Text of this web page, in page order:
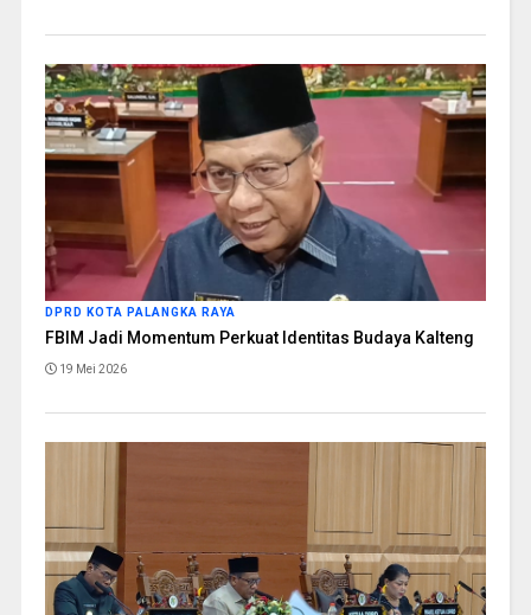
DPRD KOTA PALANGKA RAYA
FBIM Jadi Momentum Perkuat Identitas Budaya Kalteng
19 Mei 2026